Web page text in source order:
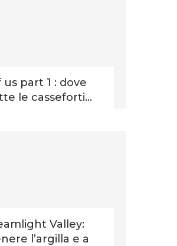
part 1 : dove
le casseforti...
Valley:
l’argilla e a